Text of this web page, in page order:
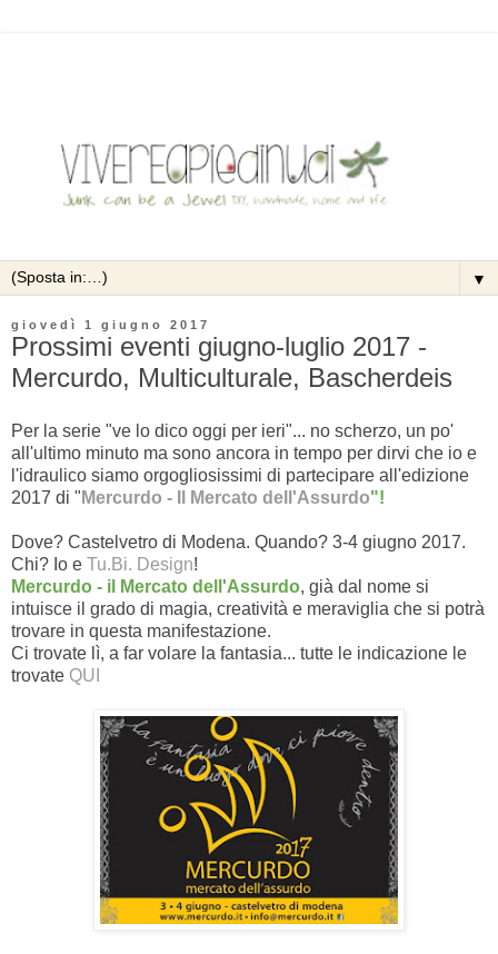
▼
giovedì 1 giugno 2017
Prossimi eventi giugno-luglio 2017 -
Mercurdo, Multiculturale, Bascherdeis
Per la serie "ve lo dico oggi per ieri"... no scherzo, un po'
all'ultimo minuto ma sono ancora in tempo per dirvi che io e
l'idraulico siamo orgogliosissimi di partecipare all'edizione
2017 di " Mercurdo - Il Mercato dell'Assurdo"!
Dove? Castelvetro di Modena. Quando? 3-4 giugno 2017.
Chi? Io e Tu.Bi. Design!
Mercurdo - il Mercato dell'Assurdo, già dal nome si
intuisce il grado di magia, creatività e meraviglia che si potrà
trovare in questa manifestazione.
Ci trovate lì, a far volare la fantasia... tutte le indicazione le
trovate QUI